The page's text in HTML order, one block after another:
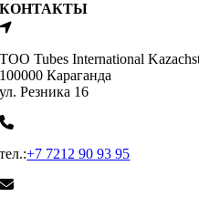
КОНТАКТЫ
ТОО Tubes International
100000 Караганда
ул. Резника 16
тел.:+7 7212 90 93 95